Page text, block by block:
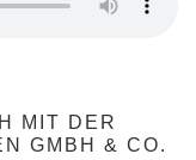
MIT DER
GMBH & CO.